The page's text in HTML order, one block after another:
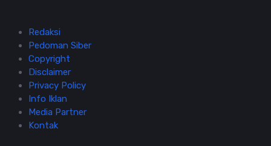
Redaksi
Pedoman Siber
Copyright
Disclaimer
Privacy Policy
Info Iklan
Media Partner
Kontak